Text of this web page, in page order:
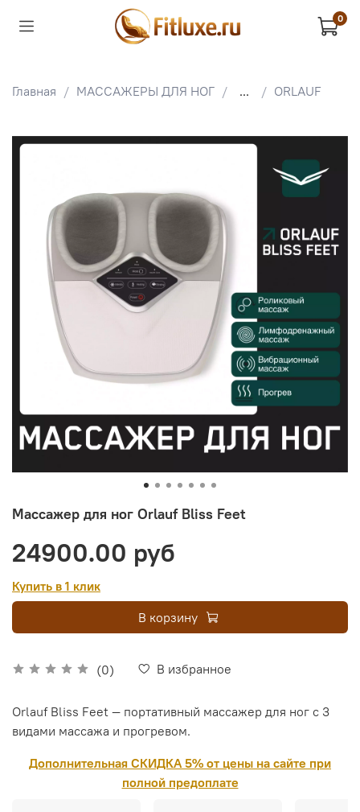
0
Главная МАССАЖЕРЫ ДЛЯ НОГ ... ORLAUF
Массажер для ног Orlauf Bliss Feet
(0) В избранное
24900.00 руб
Купить в 1 клик
В корзину
Orlauf Bliss Feet ― портативный массажер для ног с 3
видами массажа и прогревом.
Дополнительная СКИДКА 5% от цены на сайте при
полной предоплате